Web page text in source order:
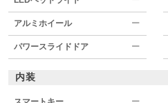
アルミホイール ー
パワースライドドア ー
内装